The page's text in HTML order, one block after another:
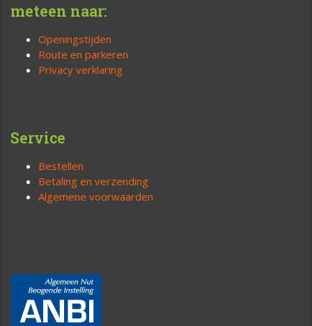
meteen naar:
Openingstijden
Route en parkeren
Privacy verklaring
Service
Bestellen
Betaling en verzending
Algemene voorwaarden